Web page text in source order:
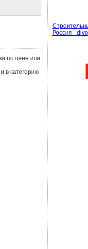
по цене или
в категорию
Россия -